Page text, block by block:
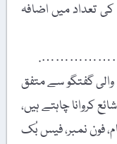
تعداد میں اضافہ
والی گفتگو سے متفق
کروانا چاہتے ہیں،
فون نمبر، فیس بُک